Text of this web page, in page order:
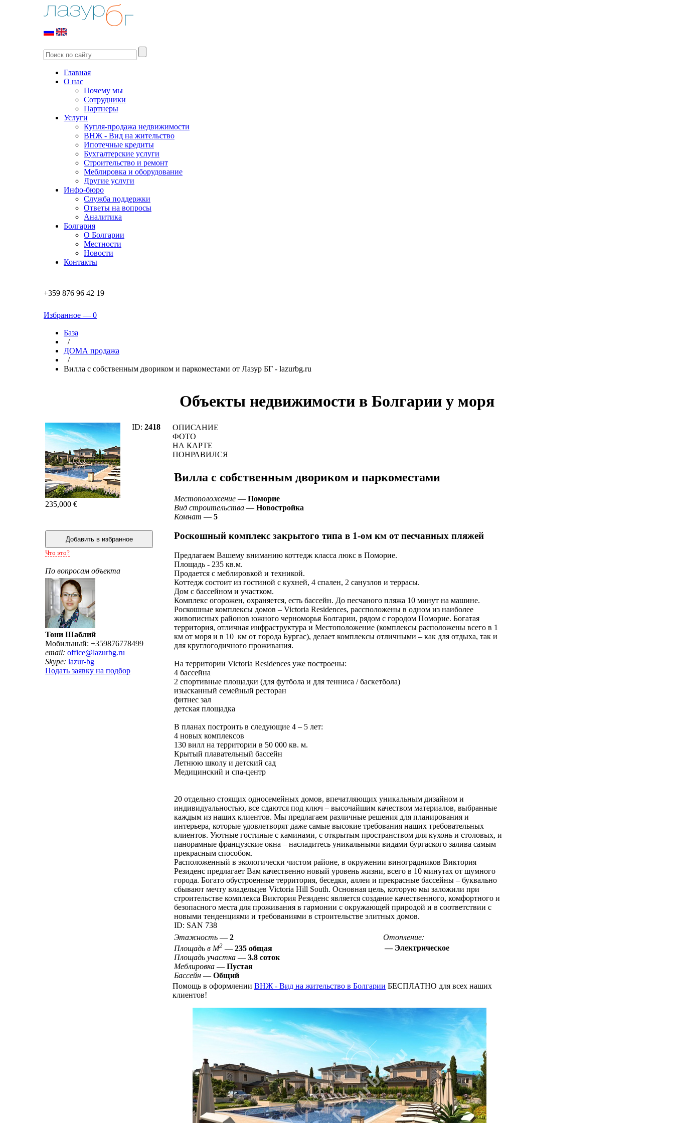
Главная
О нас
Почему мы
Сотрудники
Партнеры
Услуги
Купля-продажа недвижимости
ВНЖ - Вид на жительство
Ипотечные кредиты
Бухгалтерские услуги
Строительство и ремонт
Меблировка и оборудование
Другие услуги
Инфо-бюро
Служба поддержки
Ответы на вопросы
Аналитика
Болгария
О Болгарии
Местности
Новости
Контакты
+359 876 96 42 19
Избранное — 0
База
/
ДОМА продажа
/
Вилла с собственным двориком и паркоместами от Лазур БГ - lazurbg.ru
Объекты недвижимости в Болгарии у моря
ID: 2418
235,000 €
Что это?
По вопросам объекта
Тони Шаблий
Мобильный: +359876778499
email: office@lazurbg.ru
Skype: lazur-bg
Подать заявку на подбор
ОПИСАНИЕ
ФОТО
НА КАРТЕ
ПОНРАВИЛСЯ
Вилла с собственным двориком и паркоместами
Местоположение — Поморие
Вид строительства — Новостройка
Комнат — 5
Роскошный комплекс закрытого типа в 1-ом км от песчанных пляжей
Предлагаем Вашему вниманию коттедж класса люкс в Поморие.
Площадь - 235 кв.м.
Продается с меблировкой и техникой.
Коттедж состоит из гостиной с кухней, 4 спален, 2 санузлов и террасы.
Дом с бассейном и участком.
Комплекс огорожен, охраняется, есть бассейн. До песчаного пляжа 10 минут на машине.
Роскошные комплексы домов – Victoria Residences, рассположены в одном из наиболее
живописных районов южного черноморья Болгарии, рядом с городом Поморие. Богатая
территория, отличная инфраструктура и Местоположение (комплексы расположены всего в 1
км от моря и в 10 км от города Бургас), делает комплексы отличными – как для отдыха, так и
для круглогодичного проживания.
На территории Victoria Residences уже построены:
4 бассейна
2 спортивные площадки (для футбола и для тенниса / баскетбола)
изысканный семейный ресторан
фитнес зал
детскaя площадкa
В планах построить в следующие 4 – 5 лет:
4 новых комплексов
130 вилл на территории в 50 000 кв. м.
Крытый плавательный бассейн
Летнюю школу и детский сад
Медицинский и спа-центр
20 отдельно стоящих односемейных домов, впечатляющих уникальным дизайном и
индивидуальностью, все сдаются под ключ – высочайшим качеством материалов, выбранные
каждым из наших клиентов. Мы предлагаем различные решения для планирования и
интерьера, которые удовлетворят даже самые высокие требования наших требовательных
клиентов. Уютные гостиные с каминами, с открытым пространством для кухонь и столовых, и
панорамные французские окна – насладитесь уникальными видами бургаского залива самым
прекрасным способом.
Расположенный в экологически чистом районе, в окружении виноградников Виктория
Резиденс предлагает Вам качественно новый уровень жизни, всего в 10 минутах от шумного
города. Богато обустроенные территория, беседки, аллеи и прекрасные бассейны – буквально
сбывают мечту владельцев Victoria Hill South. Основная цель, которую мы заложили при
строительстве комплекса Виктория Резиденс является создание качественного, комфортного и
безопасного места для проживания в гармонии с окружающей природой и в соответствии с
новыми тенденциями и требованиями в строительстве элитных домов.
ID: SAN 738
Этажность — 2
Площадь в М2 — 235 общая
Площадь участка — 3.8 соток
Меблировка — Пустая
Бассейн — Общий
Отопление:
— Электрическое
Помощь в оформлении ВНЖ - Вид на жительство в Болгарии БЕСПЛАТНО для всех наших
клиентов!